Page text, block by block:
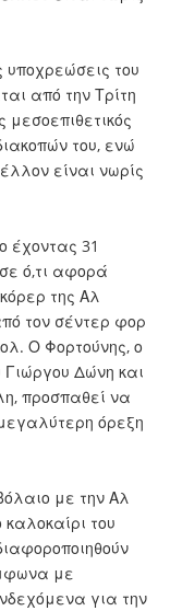
υποχρεώσεις του
από την Τρίτη
του, ενώ
είναι νωρίς
έχοντας 31
ό,τι αφορά
της Αλ
τον σέντερ φορ
Ο Φορτούνης, ο
Γιώργου Δώνη και
προσπαθεί να
όρεξη
με την Αλ
του
με
για την